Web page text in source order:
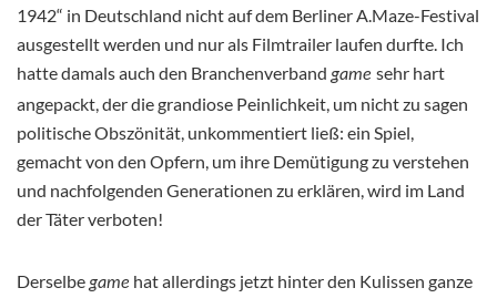
1942“ in Deutschland nicht auf dem Berliner A.Maze-Festival
ausgestellt werden und nur als Filmtrailer laufen durfte. Ich
hatte damals auch den Branchenverband game sehr hart
angepackt, der die grandiose Peinlichkeit, um nicht zu sagen
politische Obszönität, unkommentiert ließ: ein Spiel,
gemacht von den Opfern, um ihre Demütigung zu verstehen
und nachfolgenden Generationen zu erklären, wird im Land
der Täter verboten!
Derselbegame hat allerdings jetzt hinter den Kulissen ganze